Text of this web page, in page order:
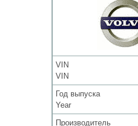
VIN
VIN
Год выпуска
Year
Производитель